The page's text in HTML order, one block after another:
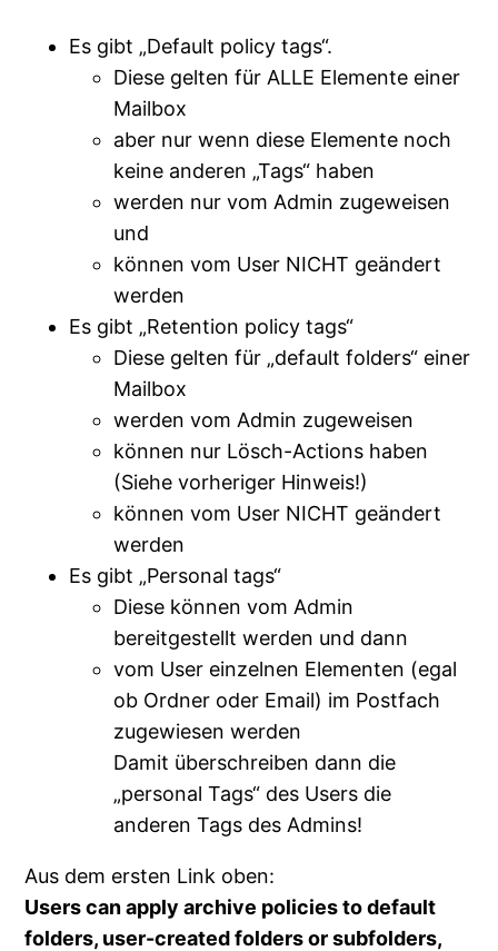
Es gibt „Default policy tags“.
Diese gelten für ALLE Elemente einer
Mailbox
aber nur wenn diese Elemente noch
keine anderen „Tags“ haben
werden nur vom Admin zugeweisen
und
können vom User NICHT geändert
werden
Es gibt „Retention policy tags“
Diese gelten für „default folders“ einer
Mailbox
werden vom Admin zugeweisen
können nur Lösch-Actions haben
(Siehe vorheriger Hinweis!)
können vom User NICHT geändert
werden
Es gibt „Personal tags“
Diese können vom Admin
bereitgestellt werden und dann
vom User einzelnen Elementen (egal
ob Ordner oder Email) im Postfach
zugewiesen werden
Damit überschreiben dann die
„personal Tags“ des Users die
anderen Tags des Admins!
Aus dem ersten Link oben:
Users can apply archive policies to default
folders, user-created folders or subfolders,